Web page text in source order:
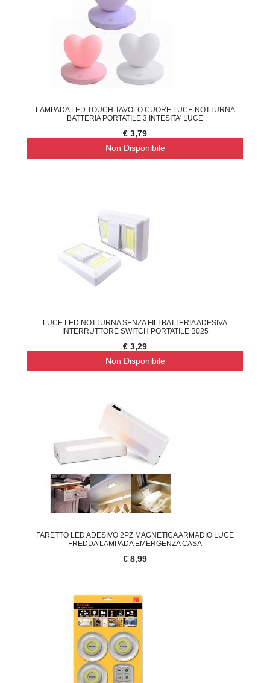
LAMPADA LED TOUCH TAVOLO CUORE LUCE NOTTURNA
BATTERIA PORTATILE 3 INTESITA' LUCE
€ 3,79
Non Disponibile
LUCE LED NOTTURNA SENZA FILI BATTERIA ADESIVA
INTERRUTTORE SWITCH PORTATILE B025
€ 3,29
Non Disponibile
FARETTO LED ADESIVO 2PZ MAGNETICA ARMADIO LUCE
FREDDA LAMPADA EMERGENZA CASA
€ 8,99